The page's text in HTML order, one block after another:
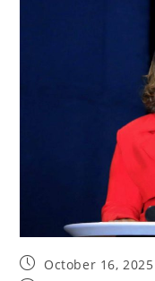
October 16, 2025